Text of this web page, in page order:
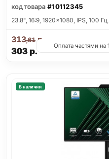
код товара #10112345
23.8", 16:9, 1920x1080, IPS, 100
303р.
313,61р.
Оплата частями на
В наличии